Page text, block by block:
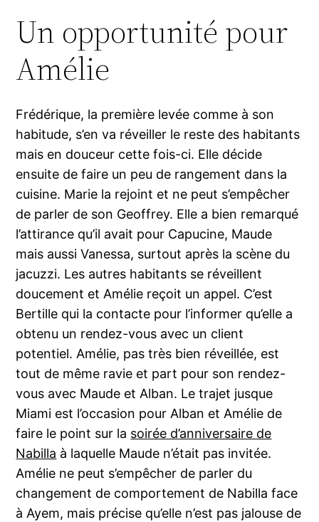
Un opportunité pour
Amélie
Frédérique, la première levée comme à son
habitude, s’en va réveiller le reste des habitants
mais en douceur cette fois-ci. Elle décide
ensuite de faire un peu de rangement dans la
cuisine. Marie la rejoint et ne peut s’empêcher
de parler de son Geoffrey. Elle a bien remarqué
l’attirance qu’il avait pour Capucine, Maude
mais aussi Vanessa, surtout après la scène du
jacuzzi. Les autres habitants se réveillent
doucement et Amélie reçoit un appel. C’est
Bertille qui la contacte pour l’informer qu’elle a
obtenu un rendez-vous avec un client
potentiel. Amélie, pas très bien réveillée, est
tout de même ravie et part pour son rendez-
vous avec Maude et Alban. Le trajet jusque
Miami est l’occasion pour Alban et Amélie de
faire le point sur la soirée d’anniversaire de
Nabilla à laquelle Maude n’était pas invitée.
Amélie ne peut s’empêcher de parler du
changement de comportement de Nabilla face
à Ayem, mais précise qu’elle n’est pas jalouse de